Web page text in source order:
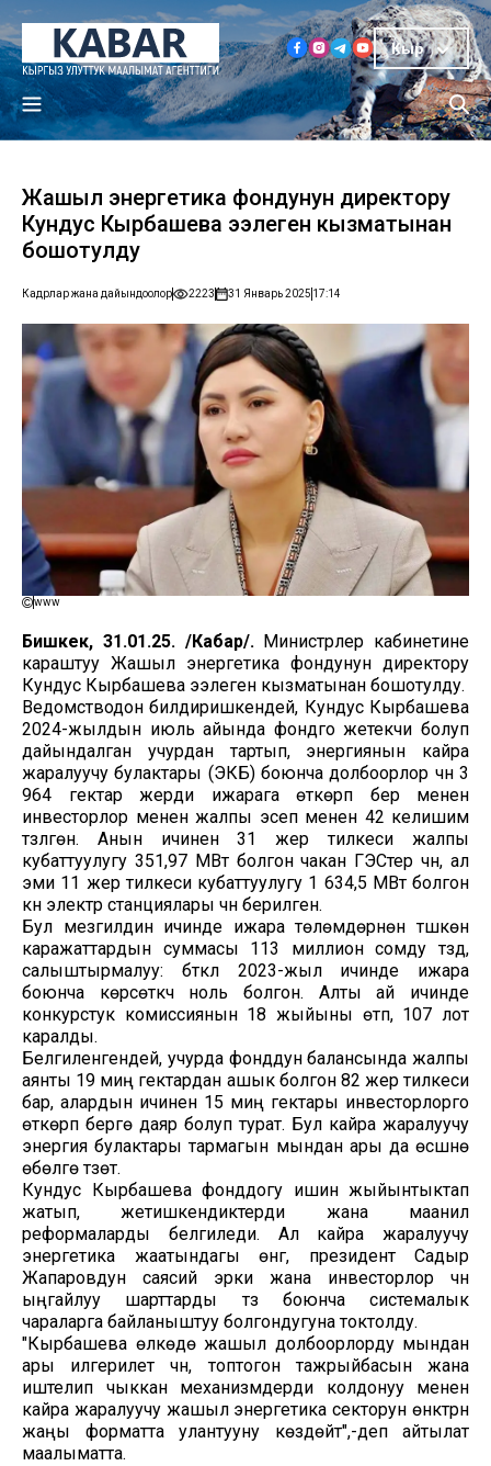
Кыр
Жашыл энергетика фондунун директору
Кундус Кырбашева ээлеген кызматынан
бошотулду
Кадрлар жана дайындоолор 2223 31 Январь 2025 17:14
www
Бишкек, 31.01.25. /Кабар/.Министрлер кабинетине
караштуу Жашыл энергетика фондунун директору
Кундус Кырбашева ээлеген кызматынан бошотулду.
Ведомстводон билдиришкендей, Кундус Кырбашева
2024-жылдын июль айында фондго жетекчи болуп
дайындалган учурдан тартып, энергиянын кайра
жаралуучу булактары (ЭКБ) боюнча долбоорлор үчүн 3
964 гектар жерди ижарага өткөрүп берүү менен
инвесторлор менен жалпы эсеп менен 42 келишим
түзүлгөн. Анын ичинен 31 жер тилкеси жалпы
кубаттуулугу 351,97 МВт болгон чакан ГЭСтер үчүн, ал
эми 11 жер тилкеси кубаттуулугу 1 634,5 МВт болгон
күн электр станциялары үчүн берилген.
Бул мезгилдин ичинде ижара төлөмдөрүнөн түшкөн
каражаттардын суммасы 113 миллион сомду түздү,
салыштырмалуу: бүткүл 2023-жыл ичинде ижара
боюнча көрсөткүч ноль болгон. Алты ай ичинде
конкурстук комиссиянын 18 жыйыны өтүп, 107 лот
каралды.
Белгиленгендей, учурда фонддун балансында жалпы
аянты 19 миң гектардан ашык болгон 82 жер тилкеси
бар, алардын ичинен 15 миң гектары инвесторлорго
өткөрүп берүүгө даяр болуп турат. Бул кайра жаралуучу
энергия булактары тармагын мындан ары да өсүшүнө
өбөлгө түзөт.
Кундус Кырбашева фонддогу ишин жыйынтыктап
жатып, жетишкендиктерди жана маанилүү
реформаларды белгиледи. Ал кайра жаралуучу
энергетика жаатындагы өнүгүү, президент Садыр
Жапаровдун саясий эрки жана инвесторлор үчүн
ыңгайлуу шарттарды түзүү боюнча системалык
чараларга байланыштуу болгондугуна токтолду.
"Кырбашева өлкөдө жашыл долбоорлорду мындан
ары илгерилетүү үчүн, топтогон тажрыйбасын жана
иштелип чыккан механизмдерди колдонуу менен
кайра жаралуучу жашыл энергетика секторун өнүктүрүүнү
жаңы форматта улантууну көздөйт",-деп айтылат
маалыматта.